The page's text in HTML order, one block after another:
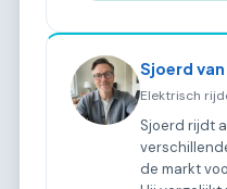
Sjoerd
Elektrisch
Sjoerd rijdt
de markt